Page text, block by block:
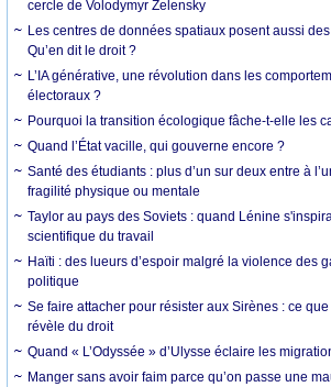
cercle de Volodymyr Zelensky
Les centres de données spatiaux posent aussi
Qu’en dit le droit ?
L’IA générative, une révolution dans les
électoraux ?
Pourquoi la transition écologique fâche-t-elle les
Quand l’État vacille, qui gouverne encore ?
Santé des étudiants : plus d’un sur deux entre à
fragilité physique ou mentale
Taylor au pays des Soviets : quand Lénine
scientifique du travail
Haïti : des lueurs d’espoir malgré la violence des
politique
Se faire attacher pour résister aux Sirènes : ce que
révèle du droit
Quand « L’Odyssée » d’Ulysse éclaire les
Manger sans avoir faim parce qu’on passe une